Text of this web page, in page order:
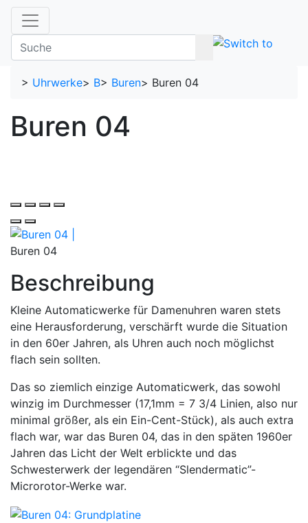
> Uhrwerke> B> Buren> Buren 04
Buren 04
Buren 04
Beschreibung
Kleine Automaticwerke für Damenuhren waren stets
eine Herausforderung, verschärft wurde die Situation
in den 60er Jahren, als Uhren auch noch möglichst
flach sein sollten.
Das so ziemlich einzige Automaticwerk, das sowohl
winzig im Durchmesser (17,1mm = 7 3/4 Linien, also nur
minimal größer, als ein Ein-Cent-Stück), als auch extra
flach war, war das Buren 04, das in den späten 1960er
Jahren das Licht der Welt erblickte und das
Schwesterwerk der legendären “Slendermatic”-
Microrotor-Werke war.